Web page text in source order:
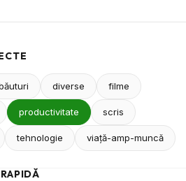
diverse filme
productivitate scris
tehnologie viaţă-amp-muncă